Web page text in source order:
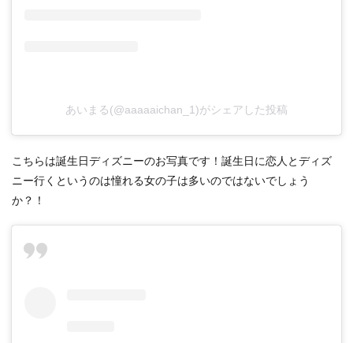
あいまる(@aaaaaichan_1)がシェアした投稿
こちらは誕生日ディズニーのお写真です！誕生日に恋人とディズ
ニー行くというのは憧れる女の子は多いのではないでしょう
か？！